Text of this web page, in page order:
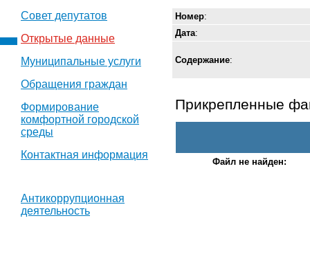
Совет депутатов
Открытые данные
Муниципальные услуги
Обращения граждан
Формирование
комфортной городской
среды
Контактная информация
Антикоррупционная
деятельность
Номер:
Дата:
Содержание:
Прикрепленные
Файл не найден: